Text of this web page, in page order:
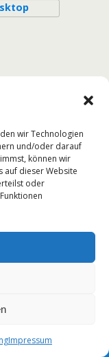
wir Technologien
und/oder darauf
können wir
auf dieser Website
oder
Impressum